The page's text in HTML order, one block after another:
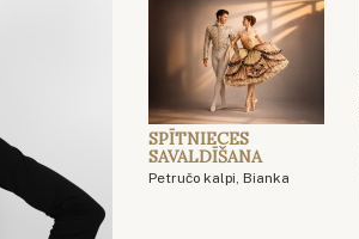
SPĪTNIECES
SAVALDĪŠANA
Petručo kalpi, Bianka